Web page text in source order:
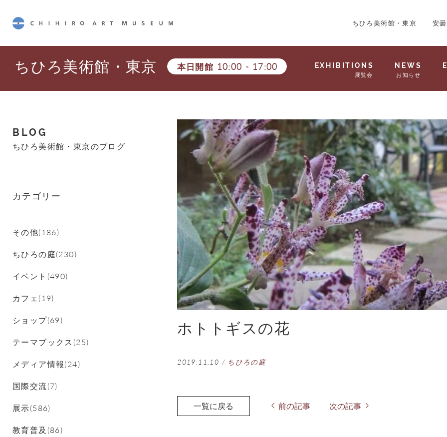
ちひろ美術館・東京 安
ちひろ美術館・東京 本日開館 10:00 - 17:00 EXHIBITIONS
展覧会
NEWS
お知らせ
ホトトギスの花
2019.11.10 / ちひろの庭
一覧に戻る 前の記事 次の記事
BLOG
ちひろ美術館・東京のブログ
カテゴリー
その他(186)
ちひろの庭(230)
イベント(490)
カフェ(19)
ショップ(69)
テーマブックス(25)
メディア情報(24)
国際交流(7)
展示(586)
教育普及(86)